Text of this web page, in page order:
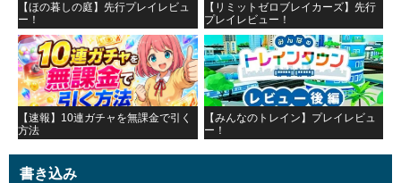
【ほの暮しの庭】先行プレイレビュ
ー！
【リミットゼロブレイカーズ】先行
プレイレビュー！
【速報】10連ガチャを無課金で引く
方法
【みんなのトレイン】プレイレビュ
ー！
書き込み